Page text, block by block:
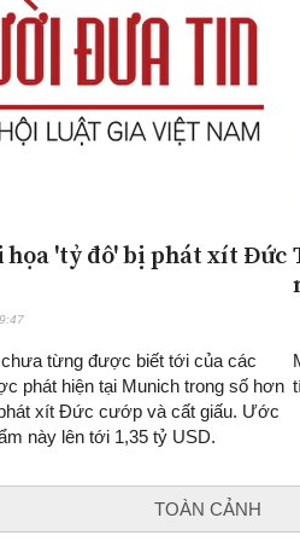
họa 'tỷ đô' bị phát xít Đức
từng được biết tới của các
phát hiện tại Munich trong số hơn
xít Đức cướp và cất giấu. Ước
này lên tới 1,35 tỷ USD.
TOÀN CẢNH